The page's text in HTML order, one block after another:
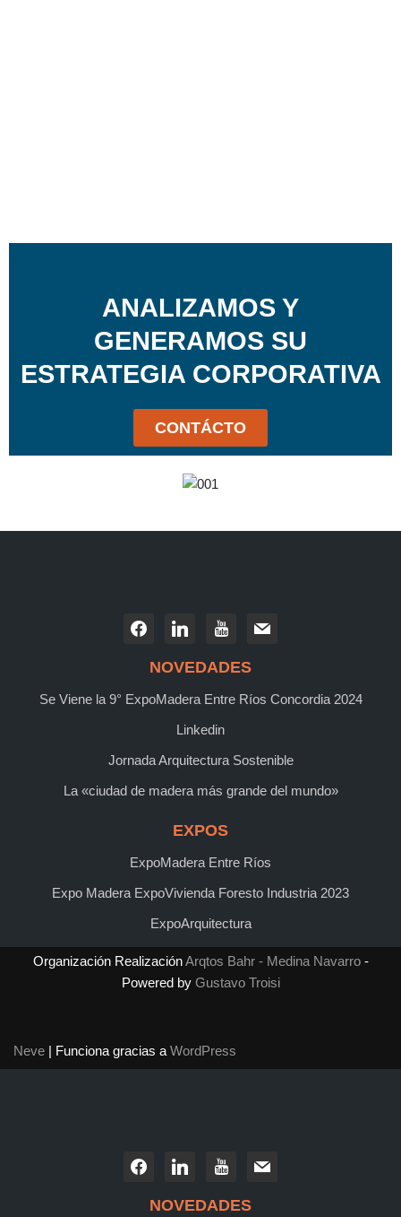
ANALIZAMOS Y
GENERAMOS SU
ESTRATEGIA CORPORATIVA
CONTÁCTO
NOVEDADES
Se Viene la 9° ExpoMadera Entre Ríos Concordia 2024
Linkedin
Jornada Arquitectura Sostenible
La «ciudad de madera más grande del mundo»
EXPOS
ExpoMadera Entre Ríos
Expo Madera ExpoVivienda Foresto Industria 2023
ExpoArquitectura
Organización RealizaciónArqtos Bahr - Medina Navarro-
Powered by Gustavo Troisi
Neve | Funciona gracias a WordPress
NOVEDADES